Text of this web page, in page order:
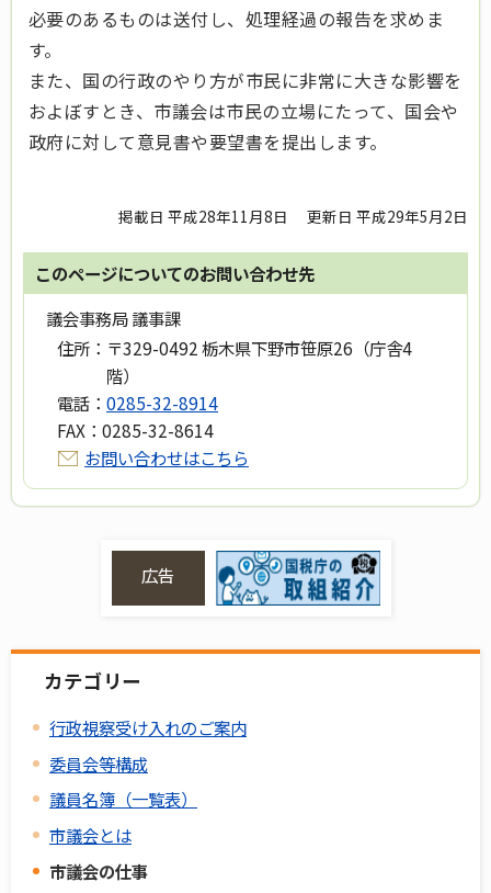
必要のあるものは送付し、処理経過の報告を求めま
す。
また、国の行政のやり方が市民に非常に大きな影響を
およぼすとき、市議会は市民の立場にたって、国会や
政府に対して意見書や要望書を提出します。
掲載日 平成28年11月8日 更新日 平成29年5月2日
このページについてのお問い合わせ先
議会事務局 議事課
住所： 〒329-0492 栃木県下野市笹原26（庁舎4
階）
電話： 0285-32-8914
FAX： 0285-32-8614
お問い合わせはこちら
広告
カテゴリー
行政視察受け入れのご案内
委員会等構成
議員名簿（一覧表）
市議会とは
市議会の仕事